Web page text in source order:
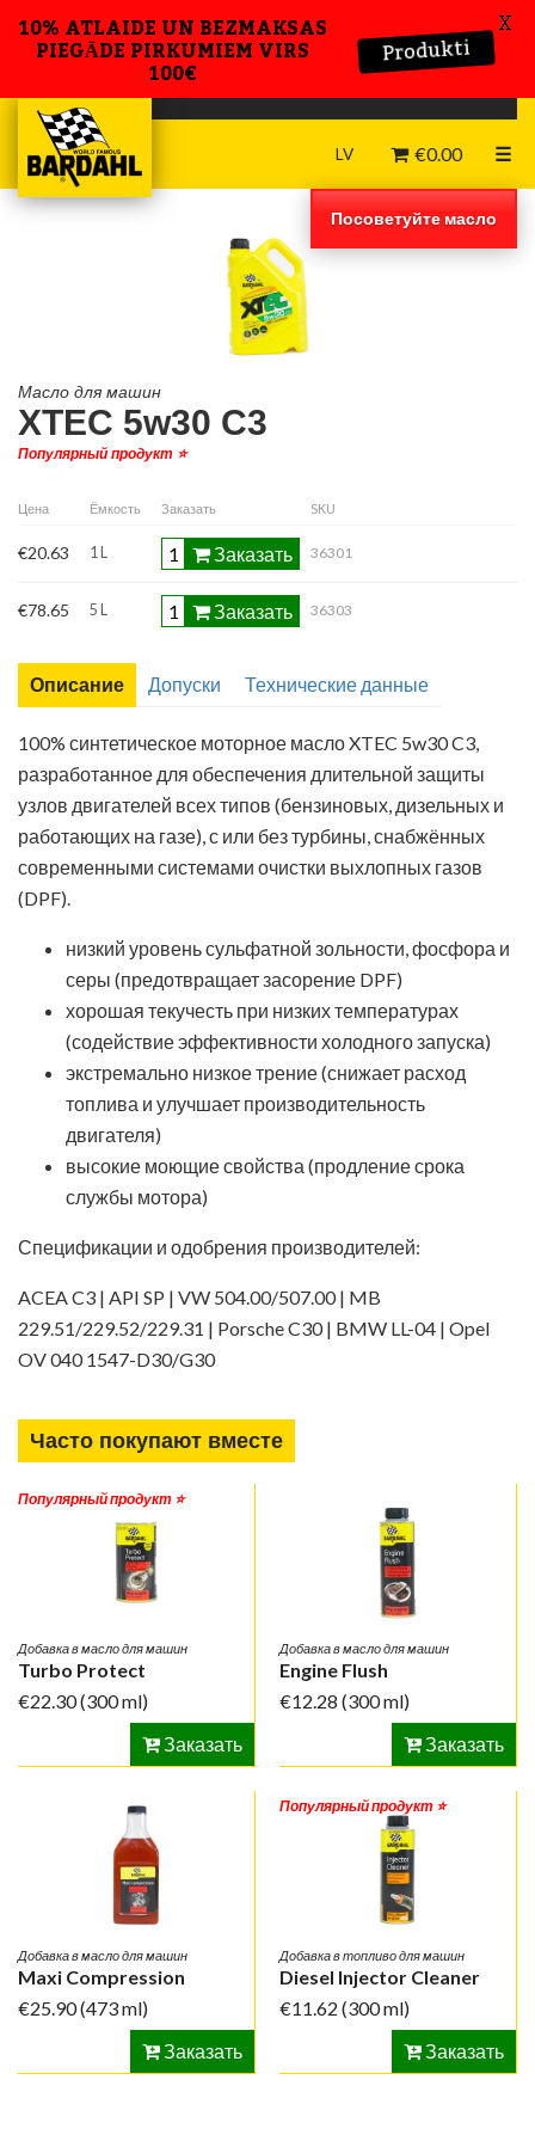
LV
Посоветуйте масло
€0.00 ☰
Масло для машин
XTEC 5w30 C3
Популярный продукт ⭐️
Цена Ёмкость Заказать SKU
€20.63 1 L Заказать 36301
€78.65 5 L Заказать 36303
Описание Допуски Технические данные
100% синтетическое моторное масло XTEC 5w30 C3,
разработанное для обеспечения длительной защиты
узлов двигателей всех типов (бензиновых, дизельных и
работающих на газе), с или без турбины, снабжённых
современными системами очистки выхлопных газов
(DPF).
низкий уровень сульфатной зольности, фосфора и
серы (предотвращает засорение DPF)
хорошая текучесть при низких температурах
(содействие эффективности холодного запуска)
экстремально низкое трение (снижает расход
топлива и улучшает производительность
двигателя)
высокие моющие свойства (продление срока
службы мотора)
Спецификации и одобрения производителей:
ACEA C3 | API SP | VW 504.00/507.00 | MB
229.51/229.52/229.31 | Porsche C30 | BMW LL-04 | Opel
OV 040 1547-D30/G30
Лист технических данных
Паспорт безопасности химической продукции
Часто покупают вместе
Популярный продукт ⭐️
Добавка в масло для машин
Turbo Protect
€22.30(300 ml)
Заказать
Добавка в масло для машин
Engine Flush
€12.28 (300 ml)
Заказать
Добавка в масло для машин
Maxi Compression
€25.90(473 ml)
Заказать
Популярный продукт ⭐️
Добавка в топливо для машин
Diesel Injector Cleaner
€11.62 (300 ml)
Заказать
10% ATLAIDE UN BEZMAKSAS
PIEGĀDE PIRKUMIEM VIRS
100€
Produkti
X